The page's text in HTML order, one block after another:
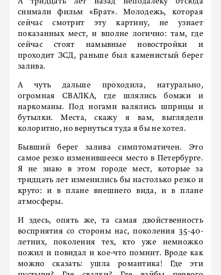
снимали фильм «Брат». Молодежь, которая
сейчас смотрит эту картину, не узнает
показанных мест, и вполне логично: там, где
сейчас стоят намывные новостройки и
проходит ЗСД, раньше был каменистый берег
залива.
А чуть дальше проходила, натурально,
огромная СВАЛКА, где шлялись бомжи и
наркоманы. Под ногами валялись шприцы и
бутылки. Места, скажу я вам, выглядели
колоритно, но вернуться туда я бы не хотел.
Бывший берег залива симптоматичен. Это
самое резко изменившееся место в Петербурге.
Я не знаю в этом городе мест, которые за
тридцать лет изменились бы настолько резко и
круто: и в плане внешнего вида, и в плане
атмосферы.
И здесь, опять же, та самая двойственность
восприятия со стороны нас, поколения 35-40-
летних, поколения тех, кто уже немножко
пожил и повидал и кое-что помнит. Вроде как
можно сказать: ушла романтика! Где эти